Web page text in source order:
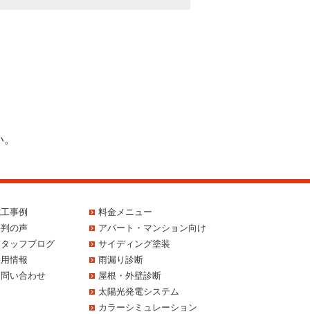
事例
の声
ッフブログ
情報
い合わせ
料金メニュー
アパート・マンション向け
サイディング塗装
雨漏り診断
屋根・外壁診断
太陽光発電システム
カラーシミュレーション